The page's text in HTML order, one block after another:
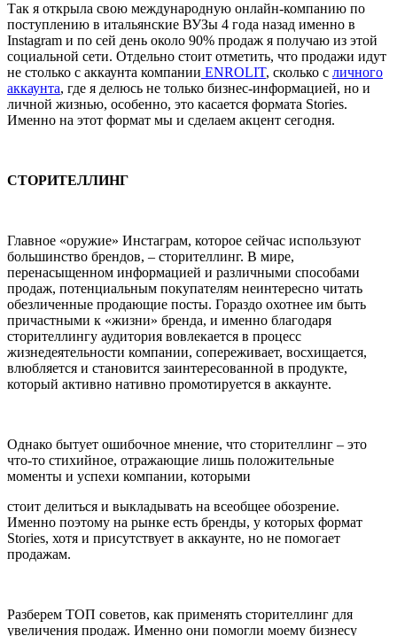
Так я открыла свою международную онлайн-компанию по
поступлению в итальянские ВУЗы 4 года назад именно в
Instagram и по сей день около 90% продаж я получаю из этой
социальной сети. Отдельно стоит отметить, что продажи идут
не столько с аккаунта компании ENROLIT, сколько с личного
аккаунта, где я делюсь не только бизнес-информацией, но и
личной жизнью, особенно, это касается формата Stories.
Именно на этот формат мы и сделаем акцент сегодня.
СТОРИТЕЛЛИНГ
Главное «оружие» Инстаграм, которое сейчас используют
большинство брендов, – сторителлинг. В мире,
перенасыщенном информацией и различными способами
продаж, потенциальным покупателям неинтересно читать
обезличенные продающие посты. Гораздо охотнее им быть
причастными к «жизни» бренда, и именно благодаря
сторителлингу аудитория вовлекается в процесс
жизнедеятельности компании, сопереживает, восхищается,
влюбляется и становится заинтересованной в продукте,
который активно нативно промотируется в аккаунте.
Однако бытует ошибочное мнение, что сторителлинг – это
что-то стихийное, отражающие лишь положительные
моменты и успехи компании, которыми
стоит делиться и выкладывать на всеобщее обозрение.
Именно поэтому на рынке есть бренды, у которых формат
Stories, хотя и присутствует в аккаунте, но не помогает
продажам.
Разберем ТОП советов, как применять сторителлинг для
увеличения продаж. Именно они помогли моему бизнесу